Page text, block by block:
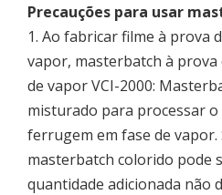
Precauções para usar
1. Ao fabricar filme à prova
vapor, masterbatch à
de vapor VCI-2000:
misturado para processar o
ferrugem em fase de vapor.
masterbatch colorido pode
quantidade adicionada não